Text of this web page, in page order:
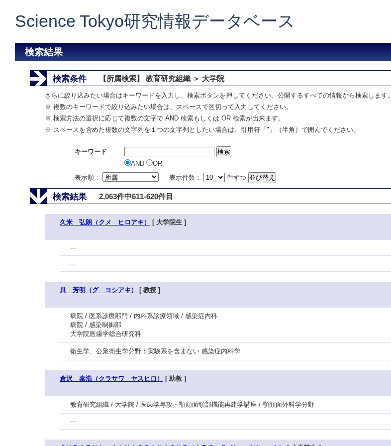
Science Tokyo研究情報データベース
検索結果
検索条件 【所属検索】 教育研究組織 ＞ 大学院
さらに絞り込みたい場合はキーワードを入力し、検索ボタンを押してください。公開するすべての情報から検索します。
※ 複数のキーワードで絞り込みたい場合は、スペースで区切って入力してください。
※ 検索方法の選択に応じて複数の文字で AND 検索もしくは OR 検索が出来ます。
※ スペースを含めた複数の文字列を１つの文字列としたい場合は、引用符「"」（半角）で囲んでください。
キーワード
AND
OR
表示順：
表示件数： 件ずつ
検索結果 2,063件中611-620件目
久米 弘朗（クメ ヒロアキ） [ 大学院生 ]
---
---
具 芳明（グ ヨシアキ） [ 教授 ]
病院 / 医系診療部門 / 内科系診療領域 / 感染症内科
病院 / 感染制御部
大学院医歯学総合研究科
衛生学、公衆衛生学分野：実験系を含まない 感染症内科学
倉沢 泰浩（クラサワ ヤスヒロ） [ 助教 ]
教育研究組織 / 大学院 / 医歯学専攻・顎顔面頸部機能再建学講座 / 顎顔面外科学分野
---